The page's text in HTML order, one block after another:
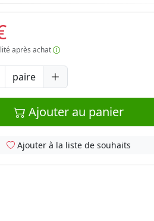
après achat
paire
Ajouter au panier
Ajouter à la liste de souhaits